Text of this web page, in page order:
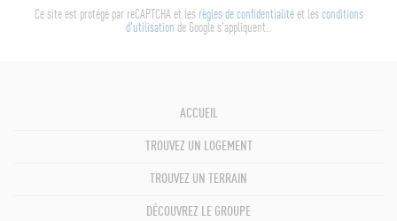
Ce site est protégé par reCAPTCHA et les règles de confidentialitéet les conditions
d'utilisation de Google s'appliquent..
ACCUEIL
TROUVEZ UN LOGEMENT
TROUVEZ UN TERRAIN
DÉCOUVREZ LE GROUPE